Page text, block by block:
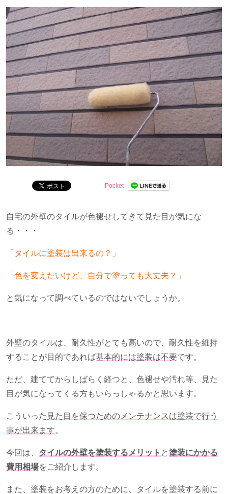
Pocket
自宅の外壁のタイルが色褪せしてきて見た目が気にな
る・・・
「タイルに塗装は出来るの？」
「色を変えたいけど、自分で塗っても大丈夫？」
と気になって調べているのではないでしょうか。
外壁のタイルは、耐久性がとても高いので、耐久性を維持
することが目的であれば基本的には塗装は不要です。
ただ、建ててからしばらく経つと、色褪せや汚れ等、見た
目が気になってくる方もいらっしゃるかと思います。
こういった 見た目を保つためのメンテナンスは塗装で行う
事が出来ます。
今回は、 タイルの外壁を塗装するメリット と塗装にかかる
費用相場をご紹介します。
また、塗装をお考えの方のために、タイルを塗装する前に